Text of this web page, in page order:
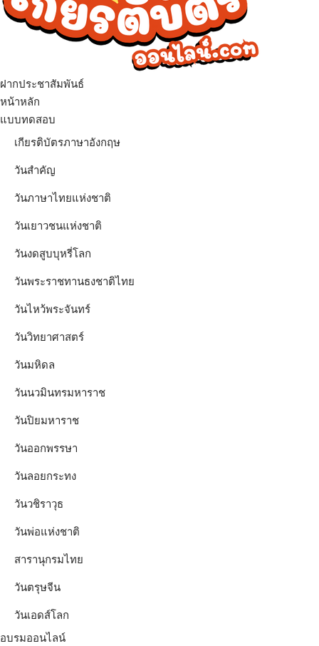
ฝากประชาสัมพันธ์
เมนู
หน้าหลัก
แบบทดสอบ
เกียรติบัตรภาษาอังกฤษ
วันสำคัญ
วันภาษาไทยแห่งชาติ
วันเยาวชนแห่งชาติ
วันงดสูบบุหรี่โลก
วันพระราชทานธงชาติไทย
วันไหว้พระจันทร์​
วันวิทยาศาสตร์
วันมหิดล
วันนวมินทรมหาราช
วันปิยมหาราช
วันออกพรรษา
วันลอยกระทง
วันวชิราวุธ
วันพ่อแห่งชาติ
สารานุกรมไทย
วันตรุษจีน
วันเอดส์โลก
อบรมออนไลน์